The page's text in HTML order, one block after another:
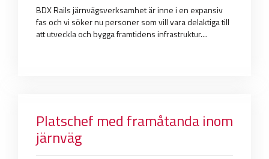
BDX Rails järnvägsverksamhet är inne i en expansiv
fas och vi söker nu personer som vill vara delaktiga till
att utveckla och bygga framtidens infrastruktur....
Platschef med framåtanda inom
järnväg